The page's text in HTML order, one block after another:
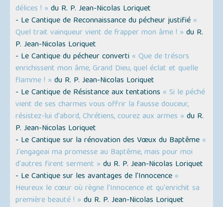
délices ! » du R. P. Jean-Nicolas Loriquet
- Le Cantique de Reconnaissance du pécheur justifié «
Quel trait vainqueur vient de frapper mon âme ! » du R.
P. Jean-Nicolas Loriquet
- Le Cantique du pécheur converti « Que de trésors
enrichissent mon âme, Grand Dieu, quel éclat et quelle
flamme ! » du R. P. Jean-Nicolas Loriquet
- Le Cantique de Résistance aux tentations « Si le péché
vient de ses charmes vous offrir la fausse douceur,
résistez-lui d'abord, Chrétiens, courez aux armes » du R.
P. Jean-Nicolas Loriquet
- Le Cantique sur la rénovation des Vœux du Baptême «
J'engageai ma promesse au Baptême, mais pour moi
d'autres firent serment » du R. P. Jean-Nicolas Loriquet
- Le Cantique sur les avantages de l'Innocence «
Heureux le cœur où règne l’Innocence et qu'enrichit sa
première beauté ! » du R. P. Jean-Nicolas Loriquet